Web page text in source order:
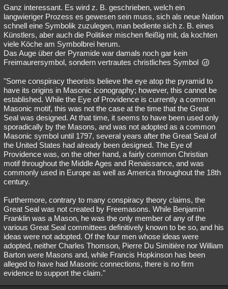
Ganz interessant. Es wird z. B. geschrieben, welch ein
langwieriger Prozess es gewesen sein muss, sich als neue Nation
schnell eine Symbolik zuzulegen, man bediente sich z. B. eines
Künstlers, aber auch die Politiker mischen fleißig mit, da kochten
viele Köche am Symbolbrei herum.
Das Auge über der Pyramide war damals noch gar kein
Freimaurersymbol, sondern vertrautes christliches Symbol
"Some conspiracy theorists believe the eye atop the pyramid to
have its origins in Masonic iconography; however, this cannot be
established. While the Eye of Providence is currently a common
Masonic motif, this was not the case at the time that the Great
Seal was designed. At that time, it seems to have been used only
sporadically by the Masons, and was not adopted as a common
Masonic symbol until 1797, several years after the Great Seal of
the United States had already been designed. The Eye of
Providence was, on the other hand, a fairly common Christian
motif throughout the Middle Ages and Renaissance, and was
commonly used in Europe as well as America throughout the 18th
century.
Furthermore, contrary to many conspiracy theory claims, the
Great Seal was not created by Freemasons. While Benjamin
Franklin was a Mason, he was the only member of any of the
various Great Seal committees definitively known to be so, and his
ideas were not adopted. Of the four men whose ideas were
adopted, neither Charles Thomson, Pierre Du Simitière nor William
Barton were Masons and, while Francis Hopkinson has been
alleged to have had Masonic connections, there is no firm
evidence to support the claim."